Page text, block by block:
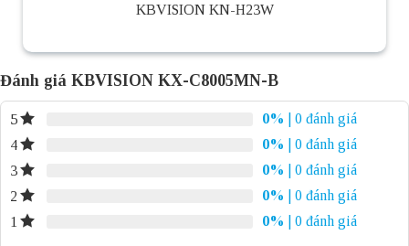
KBVISION KN-H23W
Đánh giá KBVISION KX-C8005MN-B
5 0%
| 0 đánh giá
4
0%
| 0 đánh giá
3
0%
| 0 đánh giá
2
0%
| 0 đánh giá
1
0% | 0 đánh giá